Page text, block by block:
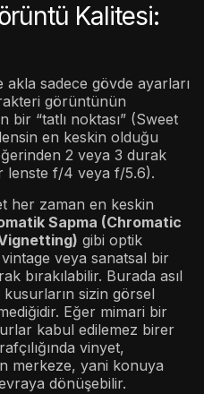
Kalitesi:
sadece gövde ayarları
görüntünün
bir “tatlı noktası” (Sweet
en keskin olduğu
2 veya 3 durak
lenste f/4 veya f/5.6).
her zaman en keskin
Sapma (Chromatic
gibi optik
veya sanatsal bir
bırakılabilir. Burada asıl
sizin görsel
Eğer mimari bir
kabul edilemez birer
vinyet,
merkeze, yani konuya
dönüşebilir.